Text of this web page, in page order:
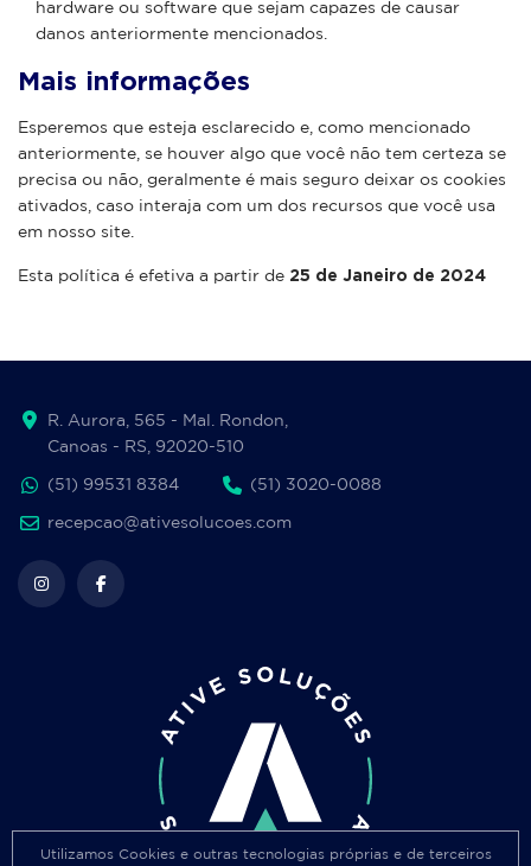
hardware ou software que sejam capazes de causar
danos anteriormente mencionados.
Mais informações
Esperemos que esteja esclarecido e, como mencionado
anteriormente, se houver algo que você não tem certeza se
precisa ou não, geralmente é mais seguro deixar os cookies
ativados, caso interaja com um dos recursos que você usa
em nosso site.
Esta política é efetiva a partir de 25 de Janeiro de 2024
R. Aurora, 565 - Mal. Rondon,
Canoas - RS, 92020-510
(51) 99531 8384 (51) 3020-0088
recepcao@ativesolucoes.com
Utilizamos Cookies e outras tecnologias próprias e de terceiros